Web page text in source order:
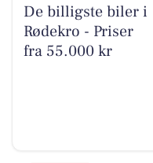
De billigste biler i
Rødekro - Priser
fra 55.000 kr